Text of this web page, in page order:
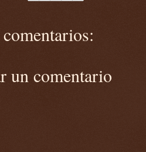
un comentario